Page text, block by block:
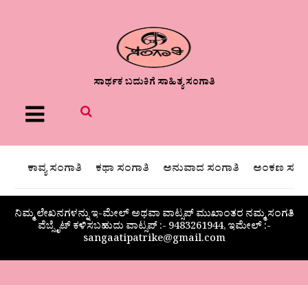
ಸಾರ್ಥಕ ಬದುಕಿಗೆ ಸಾಹಿತ್ಯ ಸಂಗಾತಿ
Menu
ಕಾವ್ಯ ಸಂಗಾತಿ ಕಥಾ ಸಂಗಾತಿ ಅನುವಾದ ಸಂಗಾತಿ ಅಂಕಣ
ನಿಮ್ಮ ಲೇಖನಗಳನ್ನು ಇ-ಮೇಲ್ ಅಥವಾ ವಾಟ್ಸಪ್ ಮುಖಾಂತರ ನಮ್ಮ ಸಂಗತಿ
ವೆಬ್ಸೈಟ್ ಕಳಿಸಬಹುದು ವಾಟ್ಸಪ್‌ :- 9483261944, ಇಮೇಲ್ :-
sangaatipatrike@gmail.com